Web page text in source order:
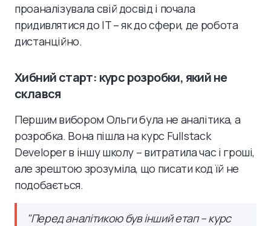
проаналізувала свій досвід і почала
придивлятися до IT – як до сфери, де робота
дистанційно.
Хибний старт: курс розробки, який не
склався
Першим вибором Ольги була не аналітика, а
розробка. Вона пішла на курс Fullstack
Developer в іншу школу – витратила час і гроші,
але зрештою зрозуміла, що писати код їй не
подобається.
"Перед аналітикою був інший етап – курс